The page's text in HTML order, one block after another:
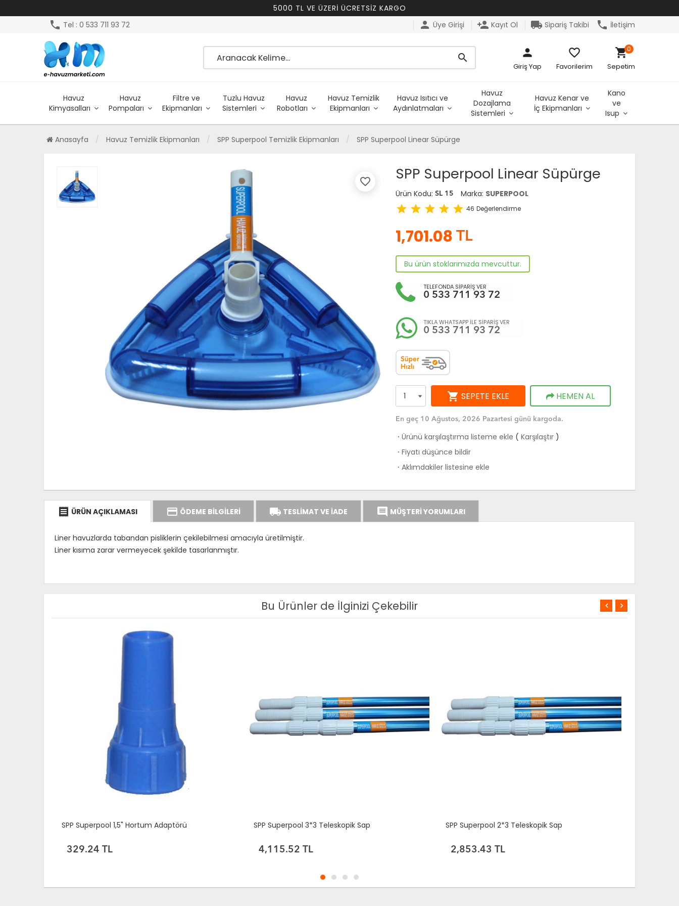
5000 TL VE ÜZERİ ÜCRETSİZ KARGO
phone Tel : 0 533 711 93 72 person Üye Girişi person_add Kayıt Ol local_shipping Sipariş Takibi phone İletişim
search person
Giriş Yap
favorite_border
Favorilerim
shopping_cart
Sepetim
0
Havuz
Kimyasalları
Havuz
Pompaları
Filtre ve
Ekipmanları
Tuzlu Havuz
Sistemleri
Havuz
Robotları
Havuz Temizlik
Ekipmanları
Havuz Isıtıcı ve
Aydınlatmaları
Havuz
Dozajlama
Sistemleri
Havuz Kenar ve
İç Ekipmanları
Kano
ve
Isup
Anasayfa Havuz Temizlik Ekipmanları SPP Superpool Temizlik Ekipmanları SPP Superpool Linear Süpürge
favorite_border SPP Superpool Linear Süpürge
Ürün Kodu: SL 15 Marka: SUPERPOOL
star star star star star 46 Değerlendirme
1,701.08 TL
Bu ürün stoklarımızda mevcuttur.
TELEFONDA SİPARİŞ VER
0 533 711 93 72
TIKLA WHATSAPP İLE SİPARİŞ VER
0 533 711 93 72
shopping_cart SEPETE EKLE HEMEN AL
En geç 10 Ağustos, 2026 Pazartesi günü kargoda.
· Ürünü karşılaştırma listeme ekle ( Karşılaştır)
· Fiyatı düşünce bildir
· Aklımdakiler listesine ekle
receipt ÜRÜN AÇIKLAMASI credit_card ÖDEME BİLGİLERİ local_shipping TESLİMAT VE İADE comment MÜŞTERİ YORUMLARI
Liner havuzlarda tabandan pisliklerin çekilebilmesi amacıyla üretilmiştir.
Liner kısıma zarar vermeyecek şekilde tasarlanmıştır.
Bu Ürünler de İlginizi Çekebilir
SPP Superpool 3*3 Teleskopik Sap
4,115.52 TL
SPP Superpool 2*3 Teleskopik Sap
2,853.43 TL
SPP Superpool 2*2,4 Teleskopik Sap
2,249.82 TL